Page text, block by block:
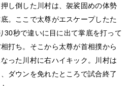
し倒した川村は、袈裟固めの体勢
。ここで太尊がエスケープしたた
30秒で違いに目に出て掌底を打って
打ち。そこから太尊が首相撲から
った川村に右ハイキック。川村は
ダウンを免れたところで試合終了